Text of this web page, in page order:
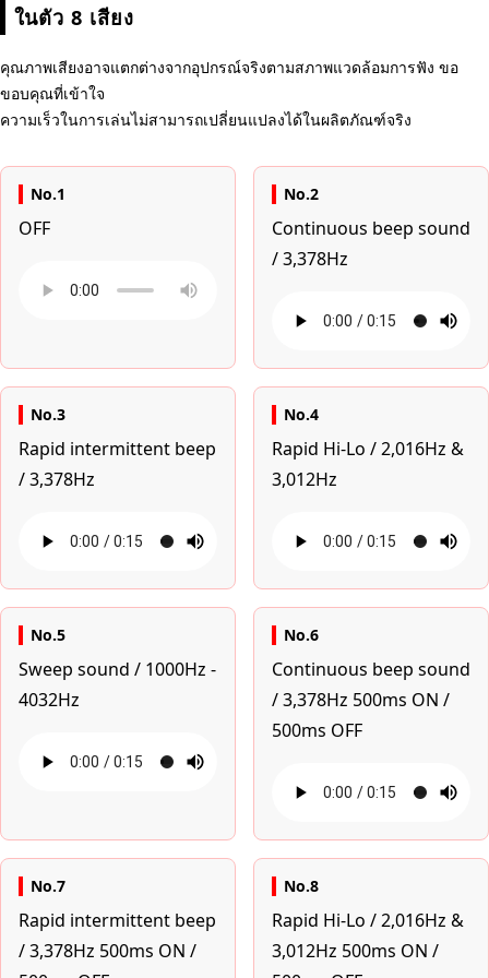
ในตัว 8 เสียง
คุณภาพเสียงอาจแตกต่างจากอุปกรณ์จริงตามสภาพแวดล้อมการฟัง ขอ
ขอบคุณที่เข้าใจ
ความเร็วในการเล่นไม่สามารถเปลี่ยนแปลงได้ในผลิตภัณฑ์จริง
No.1
OFF
No.2
Continuous beep sound
/ 3,378Hz
No.3
Rapid intermittent beep
/ 3,378Hz
No.4
Rapid Hi-Lo / 2,016Hz &
3,012Hz
No.5
Sweep sound / 1000Hz -
4032Hz
No.6
Continuous beep sound
/ 3,378Hz 500ms ON /
500ms OFF
No.7
Rapid intermittent beep
/ 3,378Hz 500ms ON /
No.8
Rapid Hi-Lo / 2,016Hz &
3,012Hz 500ms ON /